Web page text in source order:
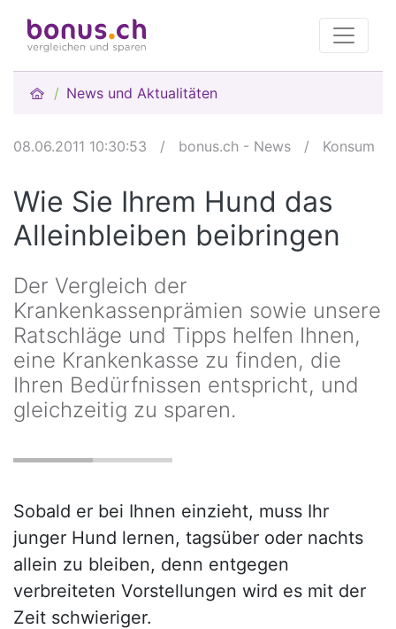
News und Aktualitäten
08.06.2011 10:30:53 / bonus.ch - News / Konsum
Wie Sie Ihrem Hund das
Alleinbleiben beibringen
Der Vergleich der
Krankenkassenprämien sowie unsere
Ratschläge und Tipps helfen Ihnen,
eine Krankenkasse zu finden, die
Ihren Bedürfnissen entspricht, und
gleichzeitig zu sparen.
Sobald er bei Ihnen einzieht, muss Ihr
junger Hund lernen, tagsüber oder nachts
allein zu bleiben, denn entgegen
verbreiteten Vorstellungen wird es mit der
Zeit schwieriger.